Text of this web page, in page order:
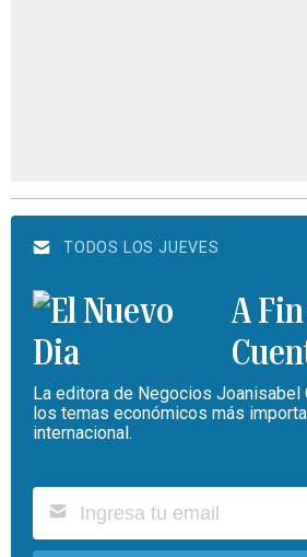
TODOS LOS JUEVES
A
La editora de Negocios Joanisabel
los temas económicos más
internacional.